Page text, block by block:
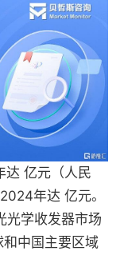
达 亿元（人民
年达 亿元。
光学收发器市场
中国主要区域